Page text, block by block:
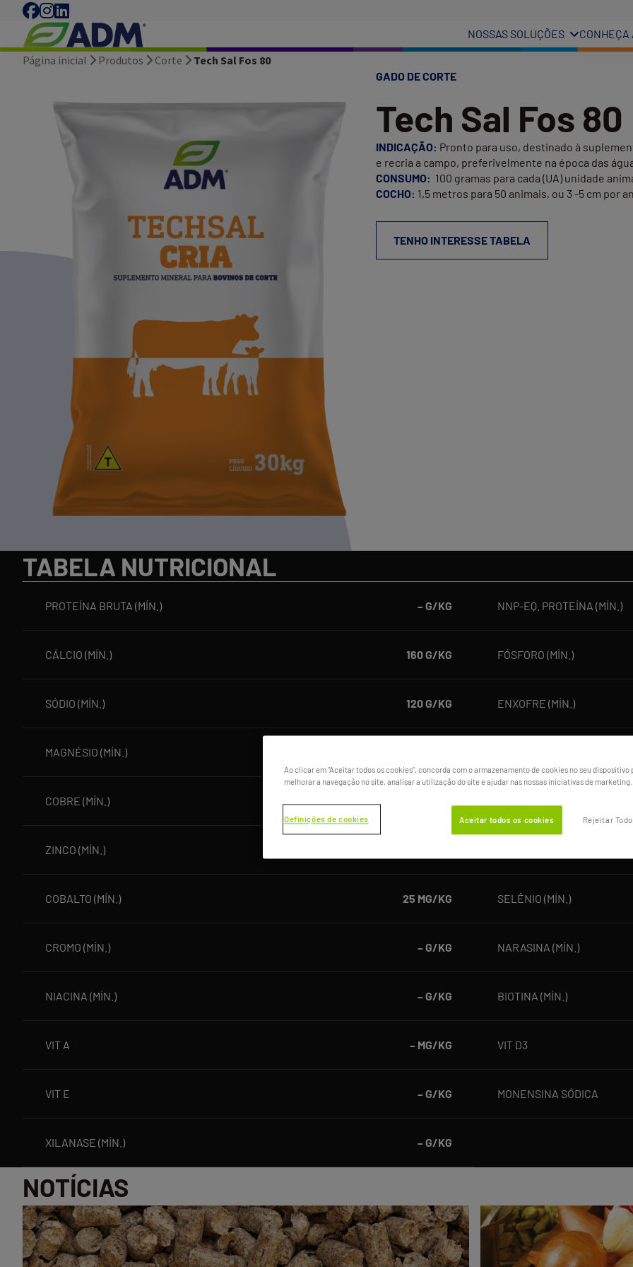
NOSSAS SOLUÇÕES CONHEÇA
Página inicial Produtos Corte Tech Sal Fos 80
GADO DE CORTE
Tech Sal Fos 80
INDICAÇÃO: Pronto para uso, destinado à
e recria a campo, preferivelmente na época das
CONSUMO: 100 gramas para cada (UA) unidade
COCHO: 1,5 metros para 50 animais, ou 3 -5 cm por
TENHO INTERESSE TABELA
TABELA NUTRICIONAL
PROTEÍNA BRUTA (MÍN.) – G/KG
CÁLCIO (MÍN.) 160 G/KG
SÓDIO (MÍN.) 120 G/KG
MAGNÉSIO (MÍN.)
COBRE (MÍN.)
ZINCO (MÍN.)
COBALTO (MÍN.) 25 MG/KG
CROMO (MÍN.) – G/KG
NIACINA (MÍN.) – G/KG
VIT A – MG/KG
VIT E – G/KG
XILANASE (MÍN.) – G/KG
NNP-EQ. PROTEÍNA (MÍN.)
FÓSFORO (MÍN.)
ENXOFRE (MÍN.)
SELÊNIO (MÍN.)
NARASINA (MÍN.)
BIOTINA (MÍN.)
VIT D3
MONENSINA SÓDICA
NOTÍCIAS
Qualidade
do
pellet
Ao clicar em "Aceitar todos os cookies", concorda com o armazenamento de cookies no seu dispositivo
melhorar a navegação no site, analisar a utilização do site e ajudar nas nossas iniciativas de marketing.
Definições de cookies Rejeitar
Aceitar todos os cookies